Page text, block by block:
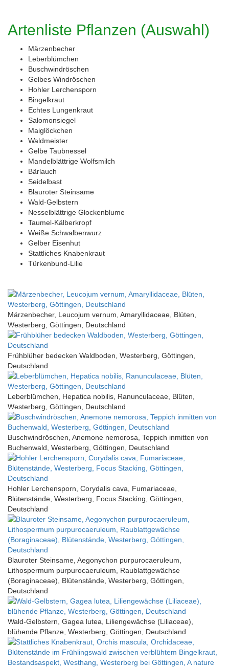
Artenliste Pflanzen (Auswahl)
Märzenbecher
Leberblümchen
Buschwindröschen
Gelbes Windröschen
Hohler Lerchensporn
Bingelkraut
Echtes Lungenkraut
Salomonsiegel
Maiglöckchen
Waldmeister
Gelbe Taubnessel
Mandelblättrige Wolfsmilch
Bärlauch
Seidelbast
Blauroter Steinsame
Wald-Gelbstern
Nesselblättrige Glockenblume
Taumel-Kälberkropf
Weiße Schwalbenwurz
Gelber Eisenhut
Stattliches Knabenkraut
Türkenbund-Lilie
Märzenbecher, Leucojum vernum, Amaryllidaceae, Blüten,
Westerberg, Göttingen, Deutschland
Frühblüher bedecken Waldboden, Westerberg, Göttingen,
Deutschland
Leberblümchen, Hepatica nobilis, Ranunculaceae, Blüten,
Westerberg, Göttingen, Deutschland
Buschwindröschen, Anemone nemorosa, Teppich inmitten von
Buchenwald, Westerberg, Göttingen, Deutschland
Hohler Lerchensporn, Corydalis cava, Fumariaceae,
Blütenstände, Westerberg, Focus Stacking, Göttingen,
Deutschland
Blauroter Steinsame, Aegonychon purpurocaeruleum,
Lithospermum purpurocaeruleum, Raublattgewächse
(Boraginaceae), Blütenstände, Westerberg, Göttingen,
Deutschland
Wald-Gelbstern, Gagea lutea, Liliengewächse (Liliaceae),
blühende Pflanze, Westerberg, Göttingen, Deutschland